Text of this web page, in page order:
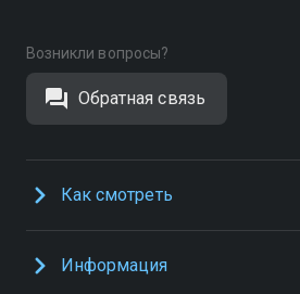
Возникли вопросы?
Обратная связь
Как смотреть
Информация